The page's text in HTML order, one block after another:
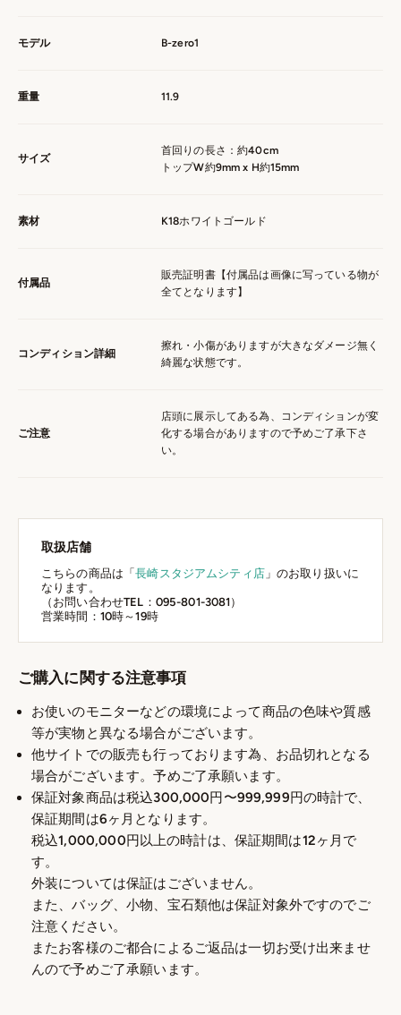
モデル B-zero1
重量 11.9
サイズ
首回りの長さ：約40cm
トップW約9mm x H約15mm
素材 K18ホワイトゴールド
付属品
販売証明書【付属品は画像に写っている物が
全てとなります】
コンディション詳細
擦れ・小傷がありますが大きなダメージ無く
綺麗な状態です。
ご注意
店頭に展示してある為、コンディションが変
化する場合がありますので予めご了承下さ
い。
取扱店舗
こちらの商品は「長崎スタジアムシティ店」のお取り扱いに
なります。
（お問い合わせTEL：095-801-3081）
営業時間：10時～19時
ご購入に関する注意事項
お使いのモニターなどの環境によって商品の色味や質感
等が実物と異なる場合がございます。
他サイトでの販売も行っております為、お品切れとなる
場合がございます。予めご了承願います。
保証対象商品は税込300,000円〜999,999円の時計で、
保証期間は6ヶ月となります。
税込1,000,000円以上の時計は、保証期間は12ヶ月で
す。
外装については保証はございません。
また、バッグ、小物、宝石類他は保証対象外ですのでご
注意ください。
またお客様のご都合によるご返品は一切お受け出来ませ
んので予めご了承願います。